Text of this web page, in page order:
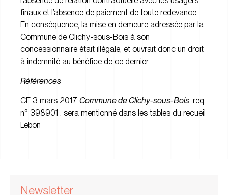
finaux et l’absence de paiement de toute redevance.
En conséquence, la mise en demeure adressée par la
Commune de Clichy-sous-Bois à son
concessionnaire était illégale, et ouvrait donc un droit
à indemnité au bénéfice de ce dernier.
Références
CE 3 mars 2017 Commune de Clichy-sous-Bois, req.
n° 398901 : sera mentionné dans les tables du recueil
Lebon
Newsletter